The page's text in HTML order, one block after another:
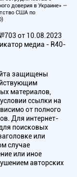
доверия в Украине» —
США по
от 10.08.2023
медиа - R40-
защищены
материалов,
ссылки на
от полного
Для интернет-
поисковых
или
случае
или иное
авторских